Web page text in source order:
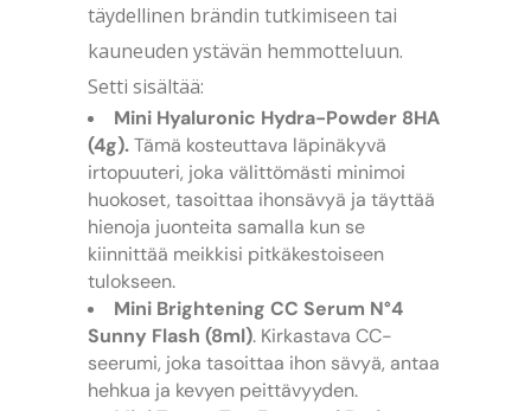
täydellinen brändin tutkimiseen tai
kauneuden ystävän hemmotteluun.
Setti sisältää:
Mini Hyaluronic Hydra-Powder 8HA
(4g).Tämä kosteuttava läpinäkyvä
irtopuuteri, joka välittömästi minimoi
huokoset, tasoittaa ihonsävyä ja täyttää
hienoja juonteita samalla kun se
kiinnittää meikkisi pitkäkestoiseen
tulokseen.
Mini Brightening CC Serum N°4
Sunny Flash (8ml). Kirkastava CC-
seerumi, joka tasoittaa ihon sävyä, antaa
hehkua ja kevyen peittävyyden.